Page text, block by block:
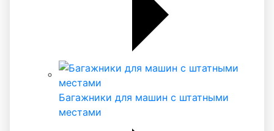
Багажники для машин с штатными
местами